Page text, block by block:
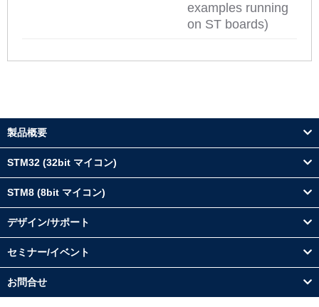
examples running
on ST boards)
製品概要
STM32 (32bit マイコン)
STM8 (8bit マイコン)
デザイン/サポート
セミナー/イベント
お問合せ